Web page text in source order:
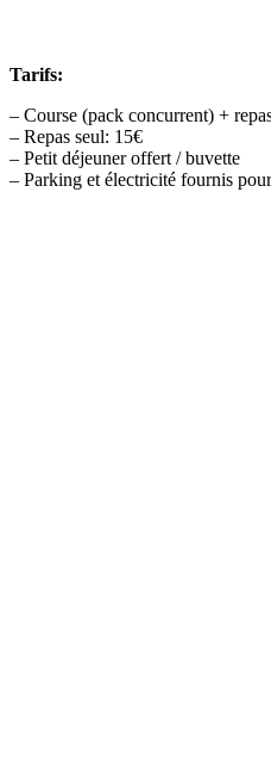
Tarifs:
– Course (pack concurrent) +
– Repas seul: 15€
– Petit déjeuner offert / buvette
– Parking et électricité fournis